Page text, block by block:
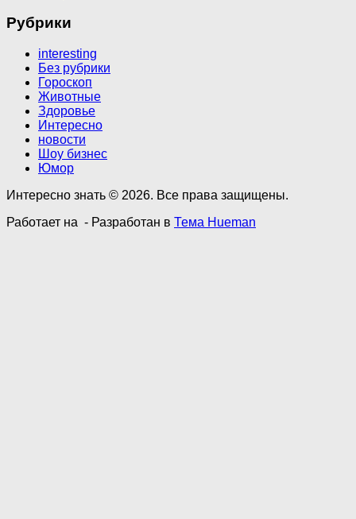
Рубрики
interesting
Без рубрики
Гороскоп
Животные
Здоровье
Интересно
новости
Шоу бизнес
Юмор
Интересно знать © 2026. Все права защищены.
Работает на - Разработан в Тема Hueman